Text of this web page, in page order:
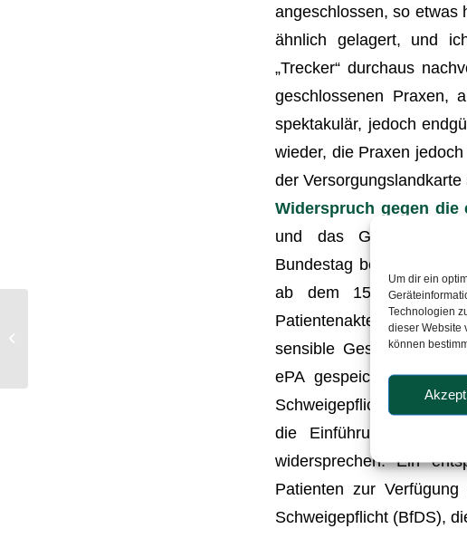
Um dir ein
Technologien
dieser Website
können
angeschlossen, so etwas
ähnlich gelagert, und
„Trecker“ durchaus
geschlossenen
spektakulär, jedoch
wieder, die Praxen
der
Widerspruch gegen die
und das
Bundestag beschlossen.
ab dem 15. Januar
Patientenakte (ePA) zur
sensible
ePA gespeichert, dort
Schweigepflicht wird
die Einführung der
widersprechen. Ein
Patienten zur
Schweigepflicht (BfDS),